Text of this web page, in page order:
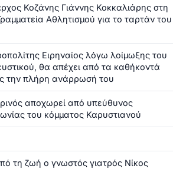
Κοζάνης Γιάννης Κοκκαλιάρης στη
Αθλητισμού για το ταρτάν του
Ειρηναίος λόγω λοίμωξης του
θα απέχει από τα καθήκοντά
την πλήρη ανάρρωσή του
αποχωρεί από υπεύθυνος
του κόμματος Καρυστιανού
τη ζωή ο γνωστός γιατρός Νίκος